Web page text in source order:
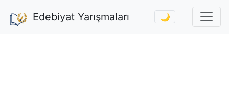
Edebiyat Yarışmaları 🌙